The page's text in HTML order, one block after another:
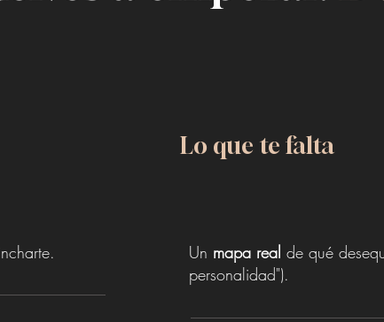
Lo que te falta
Un mapa real de qué
personalidad").